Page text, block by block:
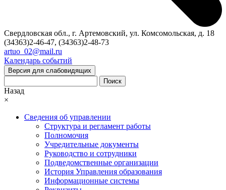
Свердловская обл., г. Артемовский, ул. Комсомольская, д. 18
(34363)2-46-47, (34363)2-48-73
artuo_02@mail.ru
Календарь событий
Версия для слабовидящих
Поиск
Назад
×
Сведения об управлении
Структура и регламент работы
Полномочия
Учредительные документы
Руководство и сотрудники
Подведомственные организации
История Управления образования
Информационные системы